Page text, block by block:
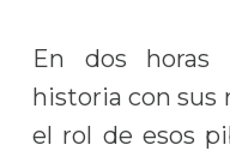
En dos horas
historia con sus
el rol de esos